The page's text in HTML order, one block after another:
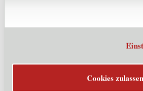
Cookies zulassen
Projekts; Austausch von Know-
Um herauszufinden, ob sich